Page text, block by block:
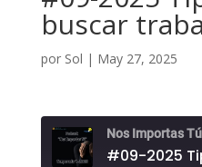
buscar
por Sol | May 27, 2025
Nos Importas Tú
#09-2025